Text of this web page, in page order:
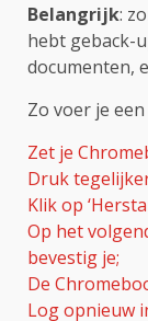
Belangrijk:
hebt geback-
documenten,
Zo voer je
Zet je
Druk
Klik op
Op het
bevestig je;
De
Log opnieuw